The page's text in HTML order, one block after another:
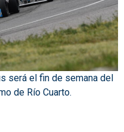
será el fin de semana del
de Río Cuarto.